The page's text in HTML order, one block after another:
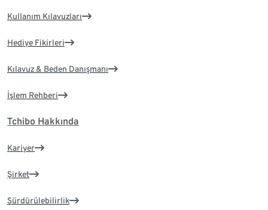
Kullanım Kılavuzları
Hediye Fikirleri
Kılavuz & Beden Danışmanı
İşlem Rehberi
Tchibo Hakkında
Kariyer
Şirket
Sürdürülebilirlik